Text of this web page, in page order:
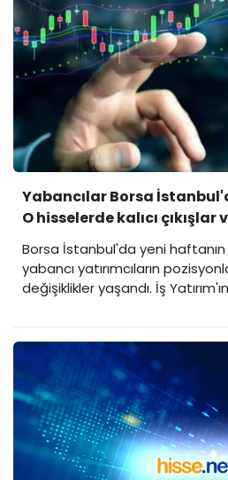
Yabancılar Borsa
O hisselerde kalıcı çıkışlar
Borsa İstanbul'da yeni
yabancı yatırımcıların
değişiklikler yaşandı. İş
oranları raporuna göre bazı
ilgisi devam ederken, bazı
gözlendi.